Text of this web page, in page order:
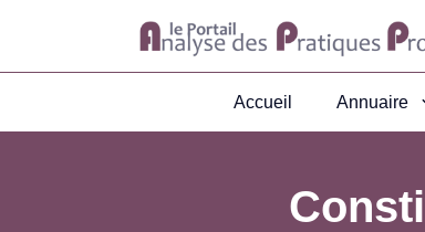
Accueil Annuaire